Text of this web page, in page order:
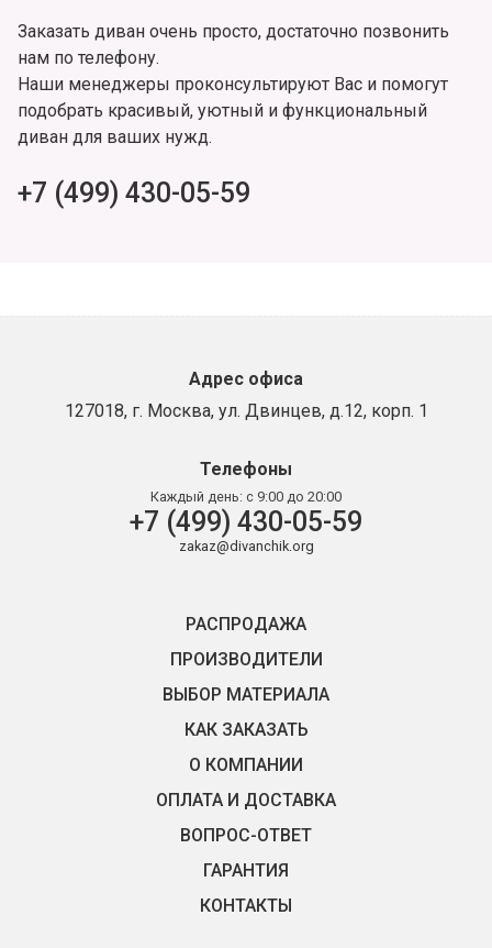
Заказать диван очень просто, достаточно позвонить
нам по телефону.
Наши менеджеры проконсультируют Вас и помогут
подобрать красивый, уютный и функциональный
диван для ваших нужд.
+7 (499) 430-05-59
Адрес офиса
127018, г. Москва, ул. Двинцев, д.12, корп. 1
Телефоны
Каждый день: с 9:00 до 20:00
+7 (499) 430-05-59
zakaz@divanchik.org
РАСПРОДАЖА
ПРОИЗВОДИТЕЛИ
ВЫБОР МАТЕРИАЛА
КАК ЗАКАЗАТЬ
О КОМПАНИИ
ОПЛАТА И ДОСТАВКА
ВОПРОС-ОТВЕТ
ГАРАНТИЯ
КОНТАКТЫ